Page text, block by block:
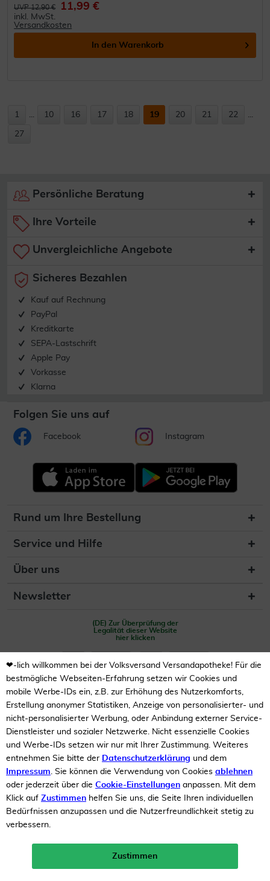
10%
Neukunden-Rabatt ab 49€!
mehr erfahren >
UVP 12,90 € 11,99 €
inkl. MwSt.
Versandkosten
In den Warenkorb
1 ... 10 16 17 18 19 20 21 22 ...
27
Persönliche Beratung
Ihre Vorteile
Unvergleichliche Angebote
Sicheres Bezahlen
Kauf auf Rechnung
PayPal
Kreditkarte
SEPA-Lastschrift
Apple Pay
Vorkasse
Klarna
Folgen Sie uns auf
Facebook Instagram
Rund um Ihre Bestellung
Service und Hilfe
Über uns
Newsletter
(DE) Zur Überprüfung der
Legalität dieser Website
hier klicken
Unsere Auszeichnungen
❤-lich willkommen bei der Volksversand Versandapotheke! Für die
bestmögliche Webseiten-Erfahrung setzen wir Cookies und
mobile Werbe-IDs ein, z.B. zur Erhöhung des Nutzerkomforts,
Erstellung anonymer Statistiken, Anzeige von personalisierter- und
nicht-personalisierter Werbung, oder Anbindung externer Service-
Dienstleister und sozialer Netzwerke. Nicht essenzielle Cookies
und Werbe-IDs setzen wir nur mit Ihrer Zustimmung. Weiteres
entnehmen Sie bitte der Datenschutzerklärung und dem
Impressum. Sie können die Verwendung von Cookies ablehnen
oder jederzeit über die Cookie-Einstellungen anpassen. Mit dem
Klick auf Zustimmen helfen Sie uns, die Seite Ihren individuellen
Bedürfnissen anzupassen und die Nutzerfreundlichkeit stetig zu
verbessern.
Zustimmen